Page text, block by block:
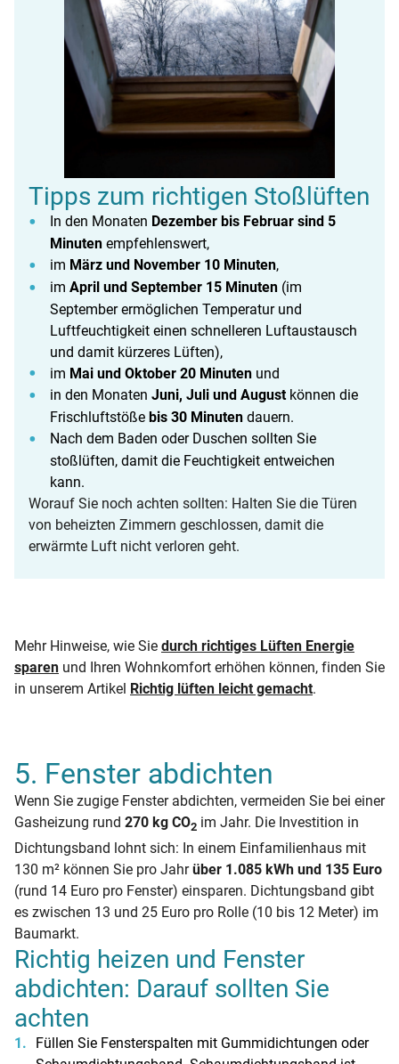
Tipps zum richtigen Stoßlüften
In den Monaten Dezember bis Februar sind 5
Minuten empfehlenswert,
im März und November 10 Minuten,
im April und September 15 Minuten (im
September ermöglichen Temperatur und
Luftfeuchtigkeit einen schnelleren Luftaustausch
und damit kürzeres Lüften),
im Mai und Oktober 20 Minuten und
in den Monaten Juni, Juli und Augustkönnen die
Frischluftstöße bis 30 Minuten dauern.
Nach dem Baden oder Duschen sollten Sie
stoßlüften, damit die Feuchtigkeit entweichen
kann.
Worauf Sie noch achten sollten: Halten Sie die Türen
von beheizten Zimmern geschlossen, damit die
erwärmte Luft nicht verloren geht.
Mehr Hinweise, wie Sie durch richtiges Lüften Energie
sparen und Ihren Wohnkomfort erhöhen können, finden Sie
in unserem Artikel Richtig lüften leicht gemacht.
5. Fenster abdichten
Wenn Sie zugige Fenster abdichten, vermeiden Sie bei einer
Gasheizung rund 270 kg CO2 im Jahr. Die Investition in
Dichtungsband lohnt sich: In einem Einfamilienhaus mit
130 m² können Sie pro Jahrüber 1.085 kWh und 135 Euro
(rund 14 Euro pro Fenster) einsparen. Dichtungsband gibt
es zwischen 13 und 25 Euro pro Rolle (10 bis 12 Meter) im
Baumarkt.
Richtig heizen und Fenster
abdichten: Darauf sollten Sie
achten
Füllen Sie Fensterspalten mit Gummidichtungen oder